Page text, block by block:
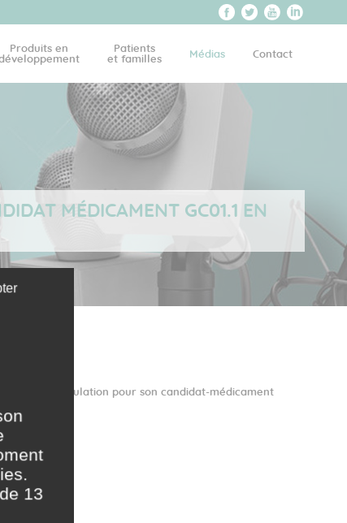
Produits en
Patients
et familles
Médias Contact
MÉDICAMENT GC01.1 EN
de formulation pour son candidat-médicament
13